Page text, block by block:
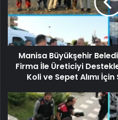
Manisa Büyükşehir
Firma İle Üreticiyi
Koli ve Sepet Alımı